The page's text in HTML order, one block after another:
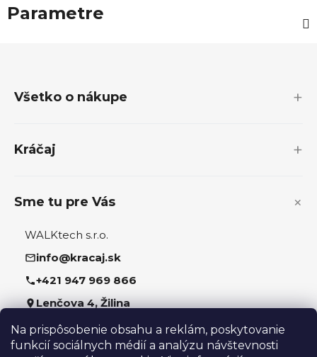
Na prispôsobenie obsahu a reklám, poskytovanie
funkcií sociálnych médií a analýzu návštevnosti
Parametre
Všetko o nákupe
Kráčaj
Sme tu pre Vás
WALKtech s.r.o.
info@kracaj.sk
+421 947 969 866
Lenčova 4, Žilina
Sledujte nás